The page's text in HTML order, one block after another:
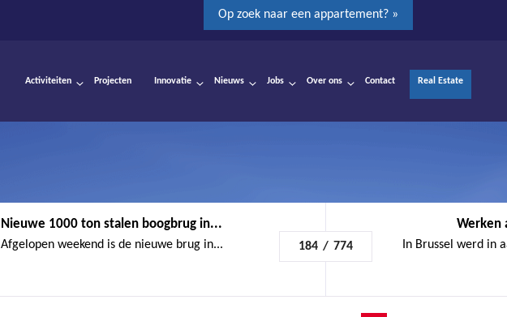
Op zoek naar een appartement? »
Activiteiten Projecten Innovatie Nieuws Jobs Over ons Contact Real Estate
Nieuwe 1000 ton stalen boogbrug in...
Afgelopen weekend is de nieuwe brug in... 184 / 774
Werken
In Brussel werd in